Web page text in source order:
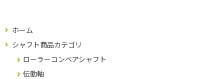
ホーム
シャフト商品カテゴリ
ローラーコンベアシャフト
伝動軸